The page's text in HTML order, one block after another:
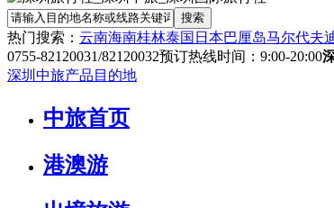
热门搜索： 云南海南桂林泰国 日本巴厘岛马尔代夫
0755-82120031/82120032预订热线时间：9:00-20:00
深圳中旅产品目的地
中旅首页
港澳游